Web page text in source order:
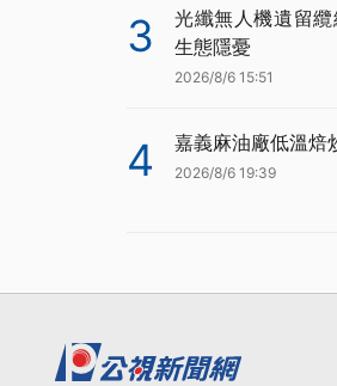
3
光纖無人機遺留
生態隱憂
2026/8/6 15:51
4 嘉義麻油廠低溫焙
2026/8/6 19:39